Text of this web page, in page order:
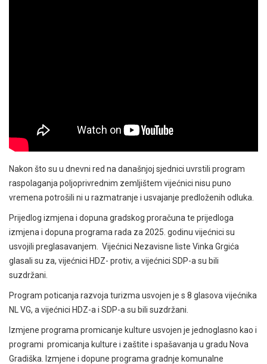
Nakon što su u dnevni red na današnjoj sjednici uvrstili program
raspolaganja poljoprivrednim zemljištem vijećnici nisu puno
vremena potrošili ni u razmatranje i usvajanje predloženih odluka.
Prijedlog izmjena i dopuna gradskog proračuna te prijedloga
izmjena i dopuna programa rada za 2025. godinu vijećnici su
usvojili preglasavanjem. Vijećnici Nezavisne liste Vinka Grgića
glasali su za, vijećnici HDZ- protiv, a vijećnici SDP-a su bili
suzdržani.
Program poticanja razvoja turizma usvojen je s 8 glasova vijećnika
NL VG, a vijećnici HDZ-a i SDP-a su bili suzdržani.
Izmjene programa promicanje kulture usvojen je jednoglasno kao i
programi promicanja kulture i zaštite i spašavanja u gradu Nova
Gradiška. Izmjene i dopune programa gradnje komunalne